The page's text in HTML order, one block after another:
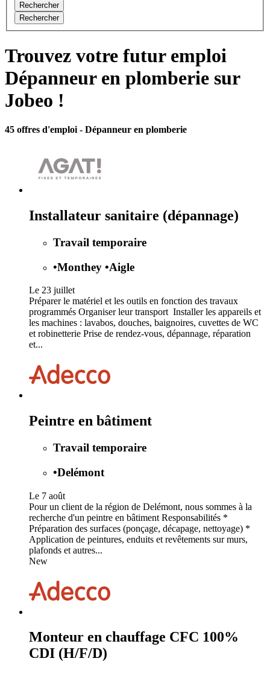
Rechercher
Rechercher
Trouvez votre futur emploi
Dépanneur en plomberie sur
Jobeo !
45 offres d'emploi - Dépanneur en plomberie
Installateur sanitaire (dépannage)
Travail temporaire
•Monthey •Aigle
Le 23 juillet
Préparer le matériel et les outils en fonction des travaux
programmés Organiser leur transport Installer les appareils et
les machines : lavabos, douches, baignoires, cuvettes de WC
et robinetterie Prise de rendez-vous, dépannage, réparation
et...
Peintre en bâtiment
Travail temporaire
•Delémont
Le 7 août
Pour un client de la région de Delémont, nous sommes à la
recherche d'un peintre en bâtiment Responsabilités *
Préparation des surfaces (ponçage, décapage, nettoyage) *
Application de peintures, enduits et revêtements sur murs,
plafonds et autres...
New
Monteur en chauffage CFC 100%
CDI (H/F/D)